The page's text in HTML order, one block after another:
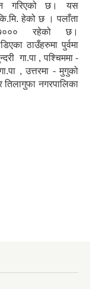
गरिएको छ। यस
हेको छ । पलाँता
रहेको छ।
ठाउँहरुमा पुर्वमा
गा.पा , पश्चिममा -
, उत्तरमा - मुगुको
तिलागुफा नगरपालिका